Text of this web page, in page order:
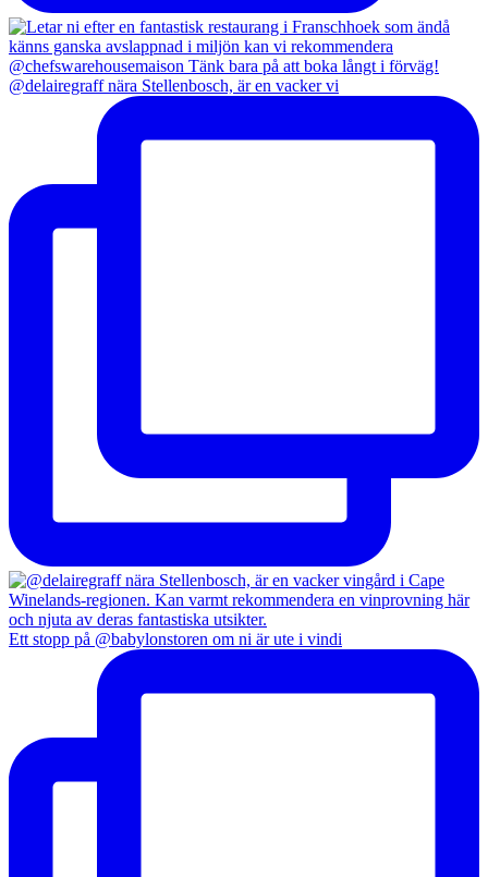
@delairegraff nära Stellenbosch, är en vacker vi
Ett stopp på @babylonstoren om ni är ute i vindi